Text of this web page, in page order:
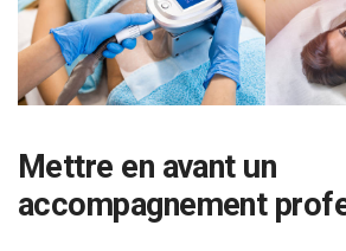
Mettre en avant un
accompagnement